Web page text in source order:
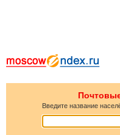
Введите название